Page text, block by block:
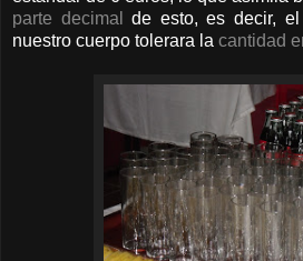
parte decimal
de esto, es decir,
nuestro cuerpo tolerara la cantidad